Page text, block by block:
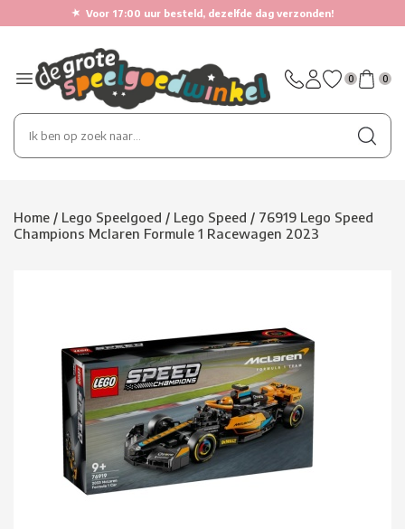
★ Voor 17:00 uur besteld, dezelfde dag verzonden!
0 0
Home / Lego Speelgoed / Lego Speed / 76919 Lego Speed
Champions Mclaren Formule 1 Racewagen 2023